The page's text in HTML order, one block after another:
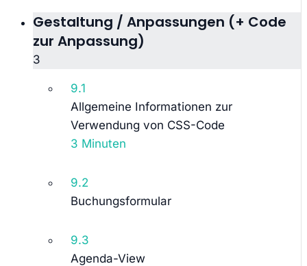
Gestaltung / Anpassungen (+ Code
zur Anpassung)
3
9.1
Allgemeine Informationen zur
Verwendung von CSS-Code
3 Minuten
9.2
Buchungsformular
9.3
Agenda-View